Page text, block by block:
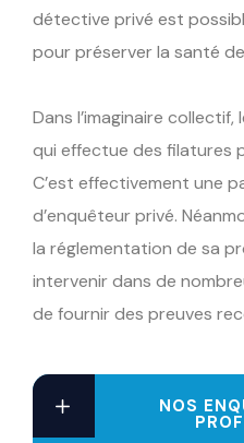
détective privé est
pour préserver la santé
Dans l’imaginaire
qui effectue des filatures
C’est effectivement une
d’enquêteur privé.
la réglementation de sa
intervenir dans de
de fournir des preuves
NOS